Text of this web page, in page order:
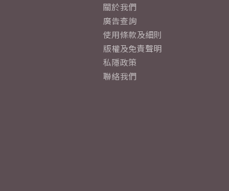
關於我們
廣告查詢
使用條款及細則
版權及免責聲明
私隱政策
聯絡我們